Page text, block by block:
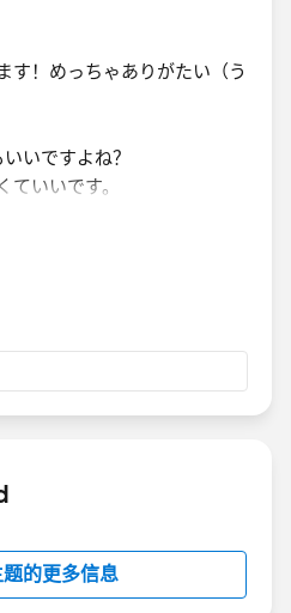
す！めっちゃありがたい（う
いですよね？
いいです。
ケジュールしてメールで飛
。
的更多信息